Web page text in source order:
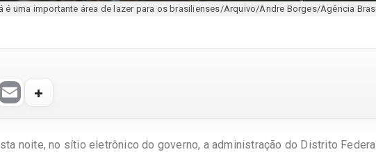
é uma importante área de lazer para os brasilienses/Arquivo/Andre Borges/Agência
noite, no sítio eletrônico do governo, a administração do Distrito